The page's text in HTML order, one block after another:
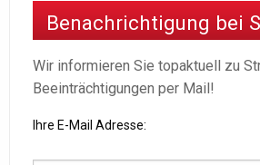
Benachrichtigung bei
Wir informieren Sie topaktuell zu
Beeinträchtigungen per Mail!
Ihre E-Mail Adresse: